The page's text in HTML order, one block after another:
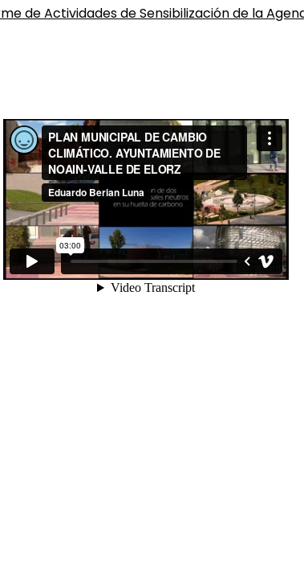
de Actividades de Sensibilización de la